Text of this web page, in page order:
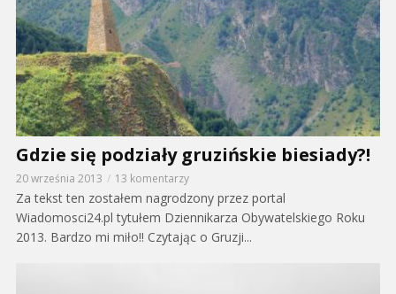
Gdzie się podziały gruzińskie biesiady?!
20 września 2013 13 komentarzy
Za tekst ten zostałem nagrodzony przez portal
Wiadomosci24.pl tytułem Dziennikarza Obywatelskiego Roku
2013. Bardzo mi miło!! Czytając o Gruzji...